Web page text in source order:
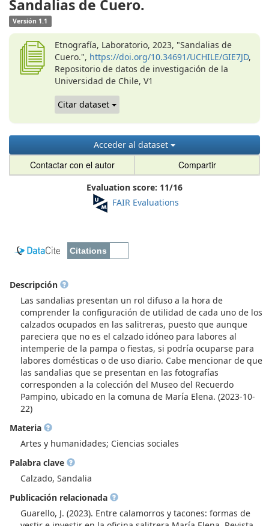
Sandalias de Cuero.
Versión 1.1
Etnografía, Laboratorio, 2023, "Sandalias de
Cuero.", https://doi.org/10.34691/UCHILE/GIE7JD,
Repositorio de datos de investigación de la
Universidad de Chile, V1
Citar dataset
Acceder al dataset
Contactar con el autor Compartir
Evaluation score: 11/16
FAIR Evaluations
Descripción
Las sandalias presentan un rol difuso a la hora de
comprender la configuración de utilidad de cada uno de los
calzados ocupados en las salitreras, puesto que aunque
pareciera que no es el calzado idóneo para labores al
intemperie de la pampa o fiestas, si podría ocuparse para
labores domésticas o de uso diario. Cabe mencionar de que
las sandalias que se presentan en las fotografías
corresponden a la colección del Museo del Recuerdo
Pampino, ubicado en la comuna de María Elena. (2023-10-
22)
Materia
Artes y humanidades; Ciencias sociales
Palabra clave
Calzado, Sandalia
Publicación relacionada
Guarello, J. (2023). Entre calamorros y tacones: formas de